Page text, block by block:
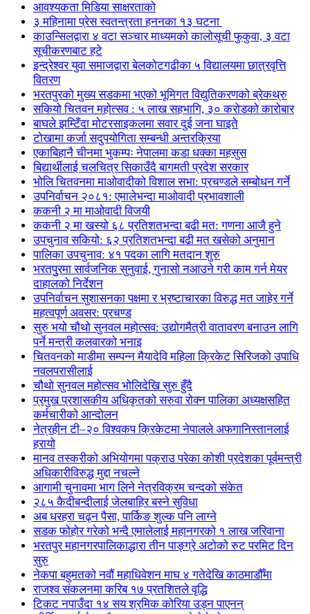
आवश्यकता मिडिया साक्षरताको
३ महिनामा प्रेस स्वतन्त्रता हननका १३ घटना
काउन्सिलद्वारा ४ वटा सञ्चार माध्यमको कालोसूची फुकुवा, ३ वटा
सूचीकरणबाट हटे
इन्द्रेश्वर युवा समाजद्वारा बेलकोटगढीका ५ विद्यालयमा छात्रवृत्ति
वितरण
भरतपुरको मुख्य सडकमा भएको भूमिगत विद्युतिकरणको ब्रेकथ्रु
सकियो चितवन महोत्सव : ५ लाख सहभागि, ३० करोडको कारोबार
बाघले झम्टिँदा मोटरसाइकलमा सवार दुई जना घाइते
टोखामा कर्जा सदुपयोगिता सम्बन्धी अन्तरक्रिया
एकाबिहानै चीनमा भुकम्पः नेपालमा कडा धक्का महसुस
बिद्यार्थीलाई चलचित्र सिकाउँदै बागमती प्रदेश सरकार
भोलि चितवनमा माओवादीको विशाल सभा: प्रचण्डले सम्बोधन गर्ने
उपनिर्वाचन २०८१: एमालेभन्दा माओवादी प्रभावशाली
ककनी २ मा माओवादी विजयी
ककनी २ मा खस्यो ६८ प्रतिशतभन्दा बढी मत: गणना आजै हुने
उपचुनाव सकियो: ६२ प्रतिशतभन्दा बढी मत खसेको अनुमान
पालिका उपचुनाव: ४१ पदका लागि मतदान शुरु
भरतपुुरमा सार्वजनिक सुनुवाई, गुनासो नआउने गरी काम गर्न मेयर
दाहालको निर्देशन
उपनिर्वाचन सुशासनका पक्षमा र भ्रष्टाचारका विरुद्ध मत जाहेर गर्ने
महत्वपूर्ण अवसर: प्रचण्ड
सुरु भयो चौथो सुनवल महोत्सव: उद्योगमैत्री वातावरण बनाउन लागि
पर्ने मन्त्री कलवारको भनाइ
चितवनको माडीमा सम्पन्न मैयादेवि महिला क्रिकेट सिरिजको उपाधि
नवलपरासीलाई
चौथो सुनवल महोत्सव भोलिदेखि सुरु हुँदै
प्रमुख प्रशासकीय अधिकृतको सरुवा रोक्न पालिका अध्यक्षसहित
कर्मचारीको आन्दोलन
नेत्रहीन टी–२० विश्वकप क्रिकेटमा नेपालले अफगानिस्तानलाई
हरायो
मानव तस्करीको अभियोगमा पक्राउ परेका कोशी प्रदेशका पूर्वमन्त्री
अधिकारीविरुद्ध मुद्दा नचल्ने
आगामी चुनावमा भाग लिने नेत्रविक्रम चन्दको संकेत
२८५ कैदीबन्दीलाई जेलबाहिर बस्ने सुविधा
अब धरहरा चढ्न पैसा, पार्किङ शुल्क पनि लाग्ने
सडक फोहोर गरेको भन्दै एमालेलाई महानगरको १ लाख जरिवाना
भरतपुर महानगरपालिकाद्धारा तीन पाङ्ग्रे अटोको रुट परमिट दिन
सुरु
नेकपा बहुमतको नवौं महाधिवेशन माघ ४ गतेदेखि काठमाडौँमा
राजश्व संकलनमा करिब १७ प्रतशितले वृद्धि
टिकट नपाउँदा १४ सय श्रमिक कोरिया उड्न पाएनन्